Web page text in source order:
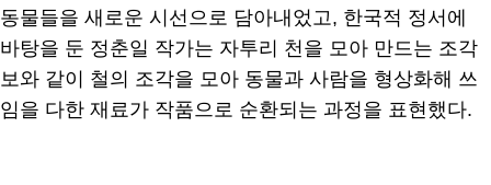
동물들을 새로운 시선으로 담아내었고, 한국적 정서에
바탕을 둔 정춘일 작가는 자투리 천을 모아 만드는 조각
보와 같이 철의 조각을 모아 동물과 사람을 형상화해 쓰
임을 다한 재료가 작품으로 순환되는 과정을 표현했다.